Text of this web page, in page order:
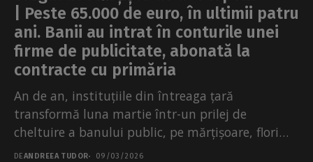
| Peste 65.000 de euro, în ultimii patru
ani. Banii au intrat în conturile unei
firme de publicitate, abonată la
contracte cu primăria
An de an, instituțiile din întreaga țară
transformă luna martie într-un prilej de
cheltuire a banului public, pe mărțișoare, flori
sau târguri pentru...
DEANDREEA TUDOR 09/03/2026